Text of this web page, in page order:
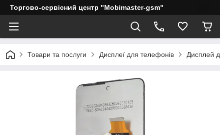
Торгово-сервісний центр "Mobimaster-gsm"
Товари та послуги Дисплеї для телефонів Дисплей